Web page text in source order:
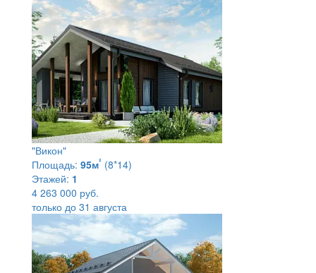
"Викон"
Площадь: 95м² (8*14)
Этажей: 1
4 263 000 руб.
только до 31 августа